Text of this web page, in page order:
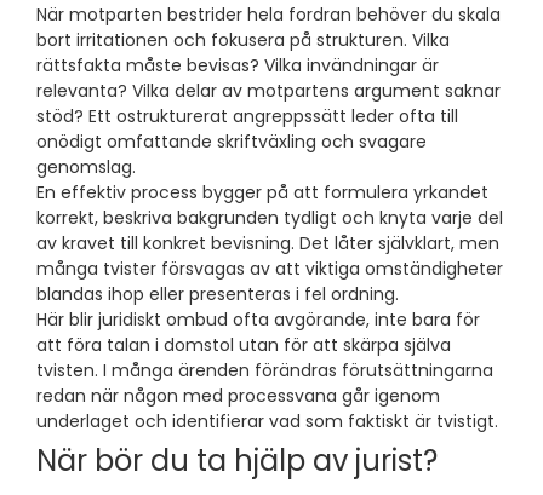
När motparten bestrider hela fordran behöver du skala
bort irritationen och fokusera på strukturen. Vilka
rättsfakta måste bevisas? Vilka invändningar är
relevanta? Vilka delar av motpartens argument saknar
stöd? Ett ostrukturerat angreppssätt leder ofta till
onödigt omfattande skriftväxling och svagare
genomslag.
En effektiv process bygger på att formulera yrkandet
korrekt, beskriva bakgrunden tydligt och knyta varje del
av kravet till konkret bevisning. Det låter självklart, men
många tvister försvagas av att viktiga omständigheter
blandas ihop eller presenteras i fel ordning.
Här blir juridiskt ombud ofta avgörande, inte bara för
att föra talan i domstol utan för att skärpa själva
tvisten. I många ärenden förändras förutsättningarna
redan när någon med processvana går igenom
underlaget och identifierar vad som faktiskt är tvistigt.
När bör du ta hjälp av jurist?